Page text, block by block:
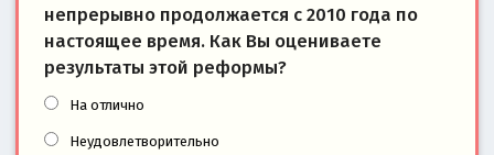
непрерывно продолжается с 2010 года по
настоящее время. Как Вы оцениваете
результаты этой реформы?
На отлично
Неудовлетворительно